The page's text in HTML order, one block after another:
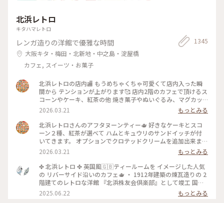
北浜レトロ
キタハマレトロ
レンガ造りの洋館で優雅な時間
大阪キタ・梅田・北新地・中之島・淀屋橋
カフェ, スイーツ・お菓子
1345
北浜レトロの店内🏬 もうめちゃくちゃ可愛くて店内入った瞬
間から テンションが上がります🥰 店内2階のカフェで頂けるス
コーンやケーキ、紅茶の他 焼き菓子やぬいぐるみ、マグカッ
プやプレゼント用の 詰め合わせなど購入することが出来ます✨
店内はシックなアンティーク家具にミントグリーンが 映えて
素敵な空間です〜！
2026.03.21
もっとみる
北浜レトロさんのアフタヌーンティー🫖 好きなケーキとスコ
ーン２種、紅茶が選べて ハムとキュウリのサンドイッチが付
いてきます。 オプションでクロテッドクリームを追加出来ます
✨ スコーンは季節限定のさくらとくるみをチョイス。 ケーキ
はストロベリースペシャルショートケーキです🍓 ウェッジウ
ッドのお皿に乗せられてボリュームが凄いです😳 ケーキも1ピ
ースがかなり大きく、しっかり甘め。 スコーンは温かく香り
もよくサクサクで美味しいです！ サンドイッチも黒胡椒が効
いていて甘いとしょっぱいで 最高です〜！ めちゃくちゃボリ
ュームがありますが紅茶も差し湯が 用意されていて最後まで
2026.03.21
もっとみる
✤ 北浜レトロ ✤ 英国風🇬🇧ティールームを イメージした人気
の リバーサイド沿いのカフェ🫖 ・ 1912年建築の煉瓦造りの 2
階建てのレトロな洋館 『北浜株友会倶楽部』として竣工 国の
登録有形文化財に指定 ・ 最近は行列のあまりスルーすること
が 多くてこの日は平日の雨の日☔ 15時頃にも関わらず空いて
2025.06.22 もっとみる